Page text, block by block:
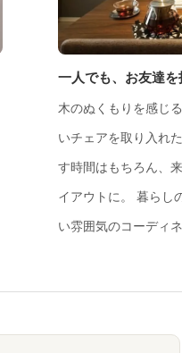
一人でも、お友達
木のぬくもりを感じ
いチェアを取り入れ
す時間はもちろん、
イアウトに。 暮らし
い雰囲気のコーディネ